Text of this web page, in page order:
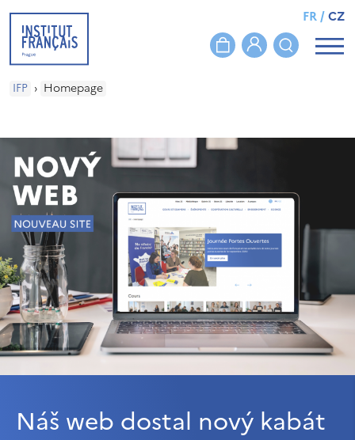
FR/CZ
IFP › Homepage
Náš web dostal nový kabát